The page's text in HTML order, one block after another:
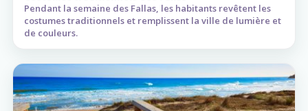
Pendant la semaine des Fallas, les habitants revêtent les
costumes traditionnels et remplissent la ville de lumière et
de couleurs.